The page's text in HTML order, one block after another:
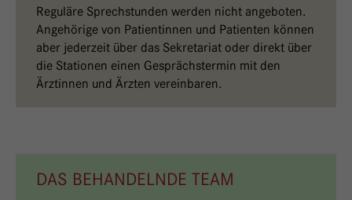
Reguläre Sprechstunden werden nicht angeboten.
Angehörige von Patientinnen und Patienten können
aber jederzeit über das Sekretariat oder direkt über
die Stationen einen Gesprächstermin mit den
Ärztinnen und Ärzten vereinbaren.
DAS BEHANDELNDE TEAM